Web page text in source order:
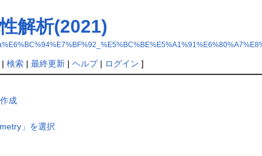
解析(2021)
検索| 最終更新| ヘルプ| ログイン ]
成
」を選択